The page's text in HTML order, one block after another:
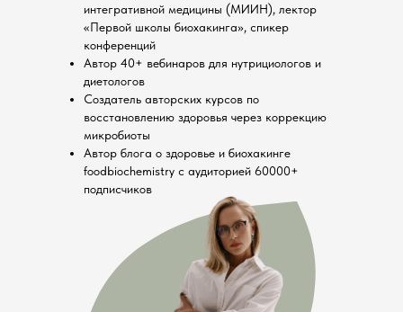
интегративной медицины (МИИН), лектор
«Первой школы биохакинга», спикер
конференций
Автор 40+ вебинаров для нутрициологов и
диетологов
Создатель авторских курсов по
восстановлению здоровья через коррекцию
микробиоты
Автор блога о здоровье и биохакинге
foodbiochemistry с аудиторией 60000+
подписчиков